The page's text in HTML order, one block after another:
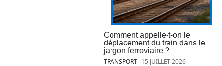
Comment appelle-t-on le
déplacement du train dans le
jargon ferroviaire ?
TRANSPORT 15 JUILLET 2026